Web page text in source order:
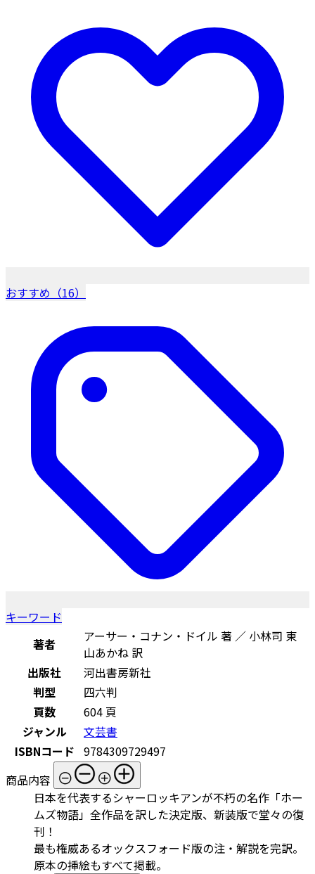
おすすめ（16）
キーワード
著者
アーサー・コナン・ドイル 著 ／ 小林司 東
山あかね 訳
出版社
河出書房新社
判型
四六判
頁数
604 頁
ジャンル
文芸書
ISBNコード 9784309729497
商品内容
日本を代表するシャーロッキアンが不朽の名作「ホー
ムズ物語」全作品を訳した決定版、新装版で堂々の復
刊！
最も権威あるオックスフォード版の注・解説を完訳。
原本の挿絵もすべて掲載。